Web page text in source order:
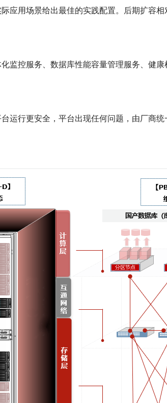
应用场景给出最佳的实践配置。后期扩容
监控服务、数据库性能容量管理服务、健
运行更安全，平台出现任何问题，由厂商